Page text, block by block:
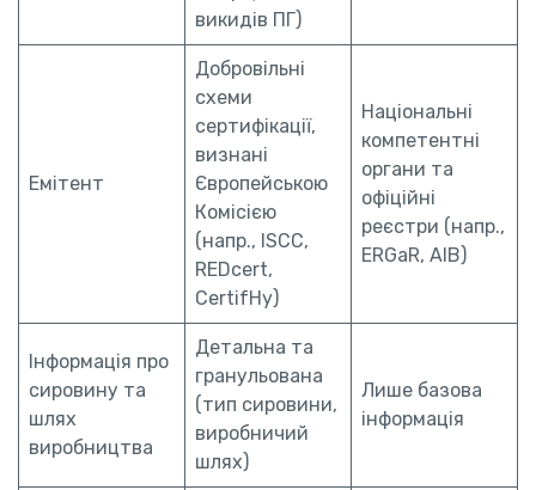
викидів ПГ)
Емітент
Добровільні
схеми
сертифікації,
визнані
Європейською
Комісією
(напр., ISCC,
REDcert,
CertifHy)
Національні
компетентні
органи та
офіційні
реєстри (напр.,
ERGaR, AIB)
Інформація про
сировину та
шлях
виробництва
Детальна та
гранульована
(тип сировини,
виробничий
шлях)
Лише базова
інформація